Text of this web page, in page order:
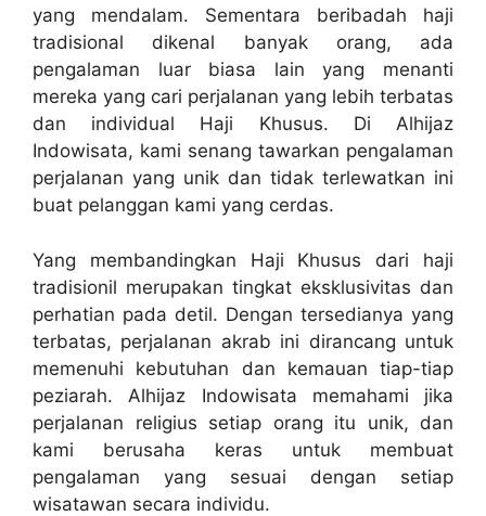
yang mendalam. Sementara beribadah haji
tradisional dikenal banyak orang, ada
pengalaman luar biasa lain yang menanti
mereka yang cari perjalanan yang lebih terbatas
dan individual Haji Khusus. Di Alhijaz
Indowisata, kami senang tawarkan pengalaman
perjalanan yang unik dan tidak terlewatkan ini
buat pelanggan kami yang cerdas.
Yang membandingkan Haji Khusus dari haji
tradisionil merupakan tingkat eksklusivitas dan
perhatian pada detil. Dengan tersedianya yang
terbatas, perjalanan akrab ini dirancang untuk
memenuhi kebutuhan dan kemauan tiap-tiap
peziarah. Alhijaz Indowisata memahami jika
perjalanan religius setiap orang itu unik, dan
kami berusaha keras untuk membuat
pengalaman yang sesuai dengan setiap
wisatawan secara individu.